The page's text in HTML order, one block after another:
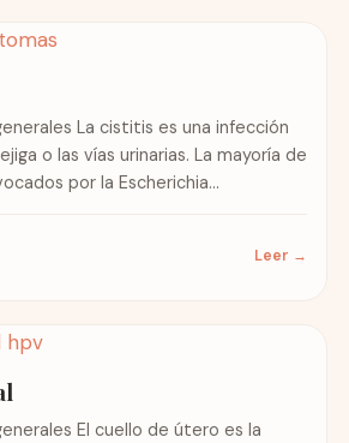
La cistitis es una infección
o las vías urinarias. La mayoría de
por la Escherichia...
Leer →
El cuello de útero es la